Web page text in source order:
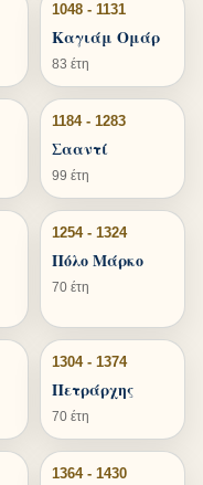
1048 - 1131
Καγιάμ Ομάρ
83 έτη
1184 - 1283
Σααντί
99 έτη
1254 - 1324
Πόλο Μάρκο
70 έτη
1304 - 1374
Πετράρχης
70 έτη
1364 - 1430